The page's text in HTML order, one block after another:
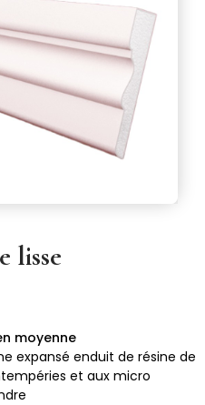
lisse
moyenne
expansé enduit de résine de
et aux micro